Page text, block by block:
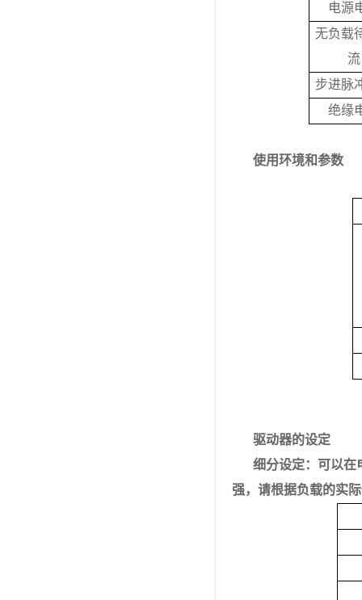
电源
无负载
流
步进脉
绝缘
使用环境和参数
驱动器的设定
细分设定：可以在
强，请根据负载的实